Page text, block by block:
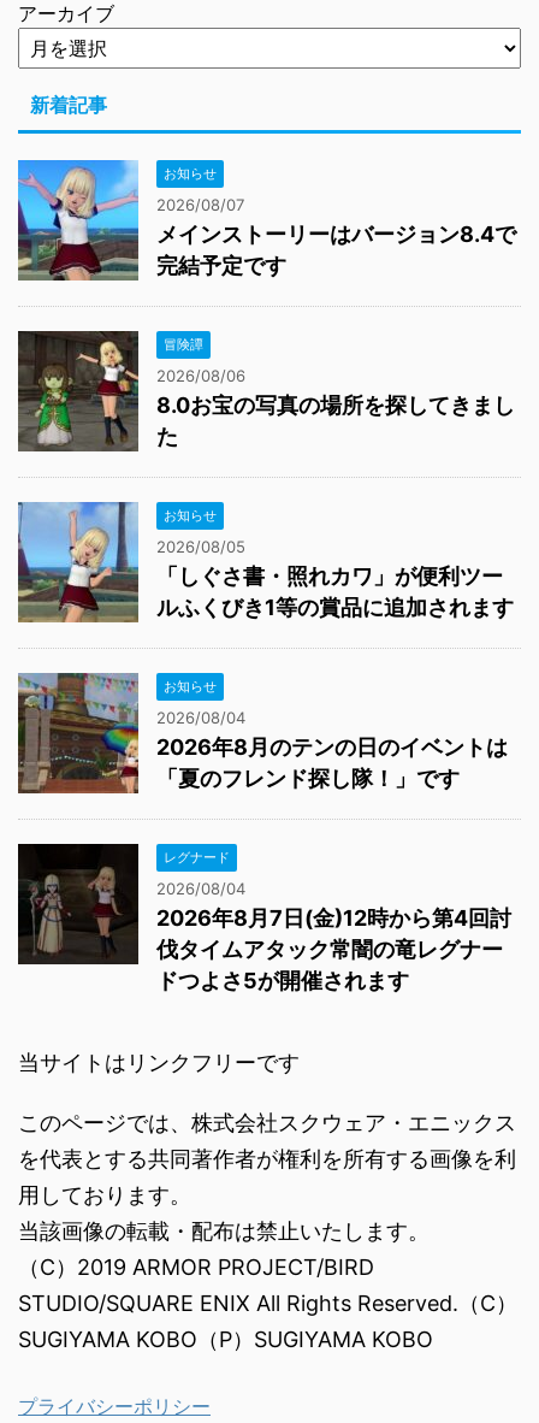
アーカイブ
新着記事
お知らせ
2026/08/07
メインストーリーはバージョン8.4で
完結予定です
冒険譚
2026/08/06
8.0お宝の写真の場所を探してきまし
た
お知らせ
2026/08/05
「しぐさ書・照れカワ」が便利ツー
ルふくびき1等の賞品に追加されます
お知らせ
2026/08/04
2026年8月のテンの日のイベントは
「夏のフレンド探し隊！」です
レグナード
2026/08/04
2026年8月7日(金)12時から第4回討
伐タイムアタック常闇の竜レグナー
ドつよさ5が開催されます
当サイトはリンクフリーです
このページでは、株式会社スクウェア・エニックス
を代表とする共同著作者が権利を所有する画像を利
用しております。
当該画像の転載・配布は禁止いたします。
（C）2019 ARMOR PROJECT/BIRD
STUDIO/SQUARE ENIX All Rights Reserved.（C）
SUGIYAMA KOBO（P）SUGIYAMA KOBO
プライバシーポリシー